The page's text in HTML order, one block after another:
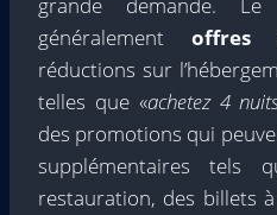
généralement offres
réductions sur
telles que «achetez 4
des promotions qui
supplémentaires
restauration, des billets